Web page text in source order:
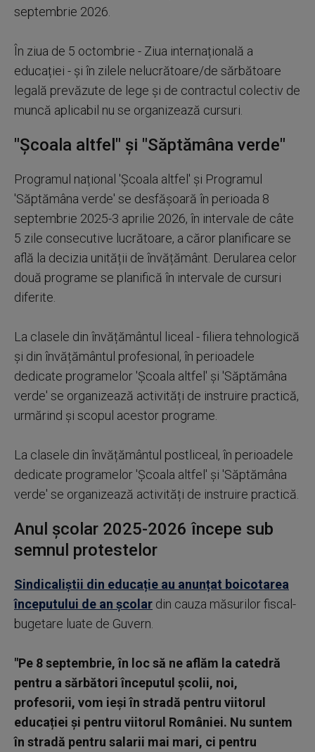
septembrie 2026.
În ziua de 5 octombrie - Ziua internațională a
educației - și în zilele nelucrătoare/de sărbătoare
legală prevăzute de lege și de contractul colectiv de
muncă aplicabil nu se organizează cursuri.
"Școala altfel" și "Săptămâna verde"
Programul național 'Școala altfel' și Programul
'Săptămâna verde' se desfășoară în perioada 8
septembrie 2025-3 aprilie 2026, în intervale de câte
5 zile consecutive lucrătoare, a căror planificare se
află la decizia unității de învățământ. Derularea celor
două programe se planifică în intervale de cursuri
diferite.
La clasele din învățământul liceal - filiera tehnologică
și din învățământul profesional, în perioadele
dedicate programelor 'Școala altfel' și 'Săptămâna
verde' se organizează activități de instruire practică,
urmărind și scopul acestor programe.
La clasele din învățământul postliceal, în perioadele
dedicate programelor 'Școala altfel' și 'Săptămâna
verde' se organizează activități de instruire practică.
Anul școlar 2025-2026 începe sub
semnul protestelor
Sindicaliștii din educație au anunțat boicotarea
începutului de an școlar din cauza măsurilor fiscal-
bugetare luate de Guvern.
"Pe 8 septembrie, în loc să ne aflăm la catedră
pentru a sărbători începutul școlii, noi,
profesorii, vom ieși în stradă pentru viitorul
educației și pentru viitorul României. Nu suntem
în stradă pentru salarii mai mari, ci pentru